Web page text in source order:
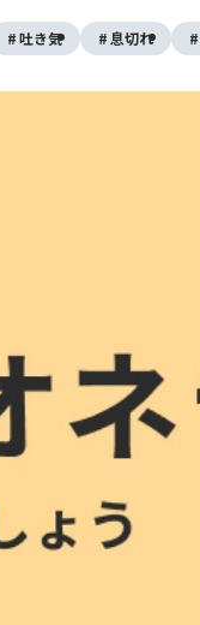
吐き気 息切れ